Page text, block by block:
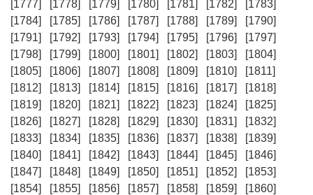
[1777]
[1778] [1779] [1780] [1781] [1782]
[1783]
[1784]
[1785] [1786] [1787] [1788] [1789]
[1790]
[1791]
[1792] [1793] [1794] [1795] [1796]
[1797]
[1798]
[1799] [1800] [1801] [1802] [1803]
[1804]
[1805]
[1806] [1807] [1808] [1809] [1810]
[1811]
[1812]
[1813] [1814] [1815] [1816] [1817]
[1818]
[1819]
[1820] [1821] [1822] [1823] [1824]
[1825]
[1826]
[1827] [1828] [1829] [1830] [1831]
[1832]
[1833]
[1834] [1835] [1836] [1837] [1838]
[1839]
[1840]
[1841] [1842] [1843] [1844] [1845]
[1846]
[1847]
[1848] [1849] [1850] [1851] [1852]
[1853]
[1854]
[1855] [1856] [1857] [1858] [1859]
[1860]